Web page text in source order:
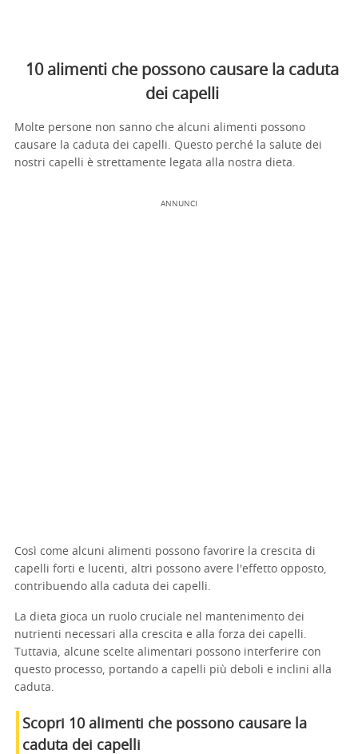
10 alimenti che possono causare la caduta
dei capelli
Molte persone non sanno che alcuni alimenti possono
causare la caduta dei capelli. Questo perché la salute dei
nostri capelli è strettamente legata alla nostra dieta.
ANNUNCI
Così come alcuni alimenti possono favorire la crescita di
capelli forti e lucenti, altri possono avere l'effetto opposto,
contribuendo alla caduta dei capelli.
La dieta gioca un ruolo cruciale nel mantenimento dei
nutrienti necessari alla crescita e alla forza dei capelli.
Tuttavia, alcune scelte alimentari possono interferire con
questo processo, portando a capelli più deboli e inclini alla
caduta.
Scopri 10 alimenti che possono causare la
caduta dei capelli